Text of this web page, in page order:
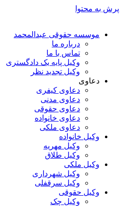
پرش به محتوا
موسسه حقوقی عبدالمحمد
درباره ما
تماس با ما
وکیل پایه یک دادگستری
وکیل تجدید نظر
دعاوی
دعاوی کیفری
دعاوی مدنی
دعاوی حقوقی
دعاوی خانواده
دعاوی ملکی
وکیل خانواده
وکیل مهریه
وکیل طلاق
وکیل ملکی
وکیل شهرداری
وکیل سرقفلی
وکیل حقوقی
وکیل چک